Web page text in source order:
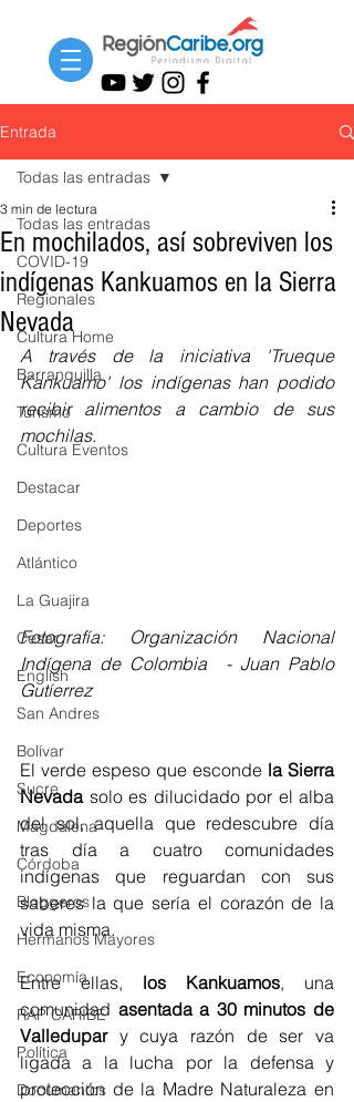
Entrada
Todas las entradas
COVID-19
Regionales
Cultura Home
Barranquilla
Turismo
Cultura Eventos
Destacar
Deportes
Atlántico
La Guajira
Cesar
English
San Andres
Bolívar
Sucre
Magdalena
Córdoba
Bloggeros
Hermanos Mayores
Economía
RAP CARIBE
Política
Documentos
Todas las entradas
En mochilados, así sobreviven los
indígenas Kankuamos en la Sierra
Nevada
3 min de lectura
A través de la iniciativa 'Trueque
Kankuamo' los indígenas han podido
recibir alimentos a cambio de sus
mochilas.
Fotografía: Organización Nacional
Indígena de Colombia  - Juan Pablo
Gutíerrez
El verde espeso que esconde la Sierra
Nevada solo es dilucidado por el alba
del sol, aquella que redescubre día
tras día a cuatro comunidades
indígenas que reguardan con sus
saberes la que sería el corazón de la
vida misma.
Entre ellas, los Kankuamos, una
comunidad asentada a 30 minutos de
Valledupar y cuya razón de ser va
ligada a la lucha por la defensa y
protección de la Madre Naturaleza en